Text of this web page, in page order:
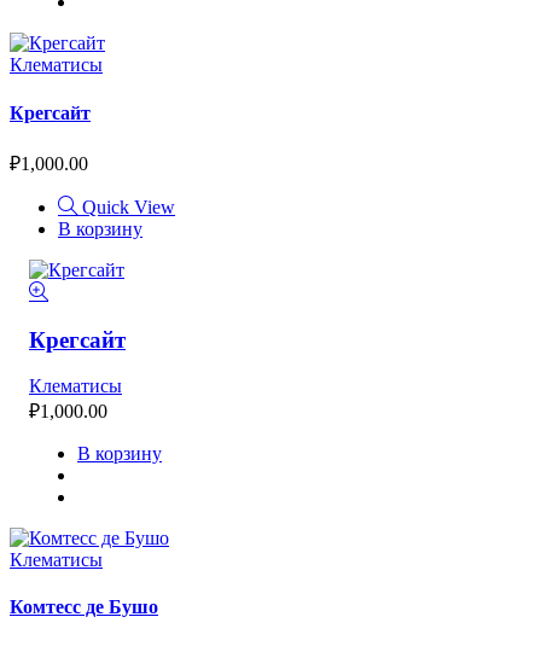
Клематисы
Крегсайт
₽1,000.00
Quick View
В корзину
Крегсайт
Клематисы
₽1,000.00
В корзину
Клематисы
Комтесс де Бушо